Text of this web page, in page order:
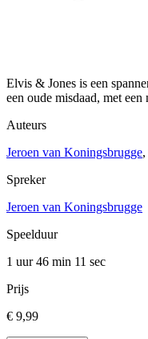
Elvis & Jones is een
een oude misdaad, met
Auteurs
Jeroen van Koningsbrugge,
Spreker
Jeroen van Koningsbrugge
Speelduur
1 uur 46 min 11 sec
Prijs
€ 9,99